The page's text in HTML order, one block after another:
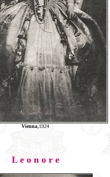
Vienna,1924
L e o n o r e